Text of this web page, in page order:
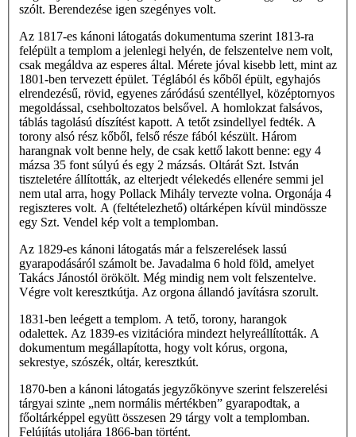
szólt. Berendezése igen szegényes volt.
Az 1817-es kánoni látogatás dokumentuma szerint 1813-ra
felépült a templom a jelenlegi helyén, de felszentelve nem volt,
csak megáldva az esperes által. Mérete jóval kisebb lett, mint az
1801-ben tervezett épület. Téglából és kőből épült, egyhajós
elrendezésű, rövid, egyenes záródású szentéllyel, középtornyos
megoldással, csehboltozatos belsővel. A homlokzat falsávos,
táblás tagolású díszítést kapott. A tetőt zsindellyel fedték. A
torony alsó rész kőből, felső része fából készült. Három
harangnak volt benne hely, de csak kettő lakott benne: egy 4
mázsa 35 font súlyú és egy 2 mázsás. Oltárát Szt. István
tiszteletére állították, az elterjedt vélekedés ellenére semmi jel
nem utal arra, hogy Pollack Mihály tervezte volna. Orgonája 4
regiszteres volt. A (feltételezhető) oltárképen kívül mindössze
egy Szt. Vendel kép volt a templomban.
Az 1829-es kánoni látogatás már a felszerelések lassú
gyarapodásáról számolt be. Javadalma 6 hold föld, amelyet
Takács Jánostól örökölt. Még mindig nem volt felszentelve.
Végre volt keresztkútja. Az orgona állandó javításra szorult.
1831-ben leégett a templom. A tető, torony, harangok
odalettek. Az 1839-es vizitációra mindezt helyreállították. A
dokumentum megállapította, hogy volt kórus, orgona,
sekrestye, szószék, oltár, keresztkút.
1870-ben a kánoni látogatás jegyzőkönyve szerint felszerelési
tárgyai szinte „nem normális mértékben” gyarapodtak, a
főoltárképpel együtt összesen 29 tárgy volt a templomban.
Felújítás utoljára 1866-ban történt.